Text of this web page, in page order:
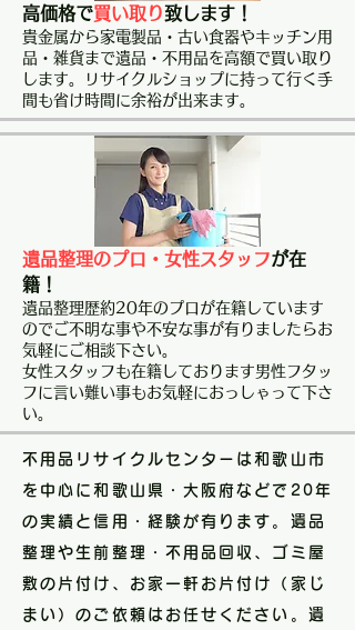
高価格で買い取り致します！
貴金属から家電製品・古い食器やキッチン用
品・雑貨まで遺品・不用品を高額で買い取り
します。リサイクルショップに持って行く手
間も省け時間に余裕が出来ます。
遺品整理のプロ・女性スタッフが在
籍！
遺品整理歴約20年のプロが在籍しています
のでご不明な事や不安な事が有りましたらお
気軽にご相談下さい。
女性スタッフも在籍しております男性フタッ
フに言い難い事もお気軽におっしゃって下さ
い。
不用品リサイクルセンターは和歌山市
を中心に和歌山県・大阪府などで20年
の実績と信用・経験が有ります。遺品
整理や生前整理・不用品回収、ゴミ屋
敷の片付け、お家一軒お片付け（家じ
まい）のご依頼はお任せください。遺